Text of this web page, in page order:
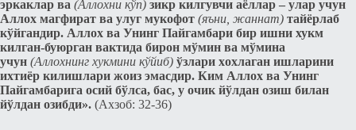
эркаклар ва (Аллохни кўп) зикр килгувчи аёллар – улар учун
Аллох магфират ва улуг мукофот (яъни, жаннат) тайёрлаб
кўйгандир. Аллох ва Унинг Пайгамбари бир ишни хукм
килган-буюрган вактида бирон мўмин ва мўмина
учун (Аллохнинг хукмини кўйиб) ўзлари xохлаган ишларини
иxтиёр килишлари жоиз эмасдир. Ким Аллох ва Унинг
Пайгамбарига осий бўлса, бас, у очик йўлдан озиш билан
йўлдан озибди». (Ахзоб: 32-36)